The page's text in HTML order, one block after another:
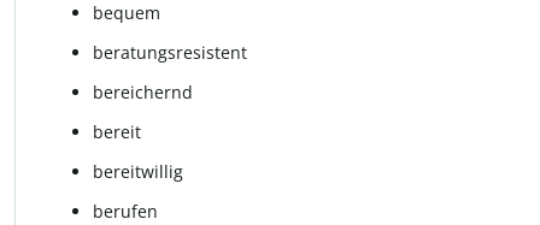
bequem
beratungsresistent
bereichernd
bereit
bereitwillig
berufen